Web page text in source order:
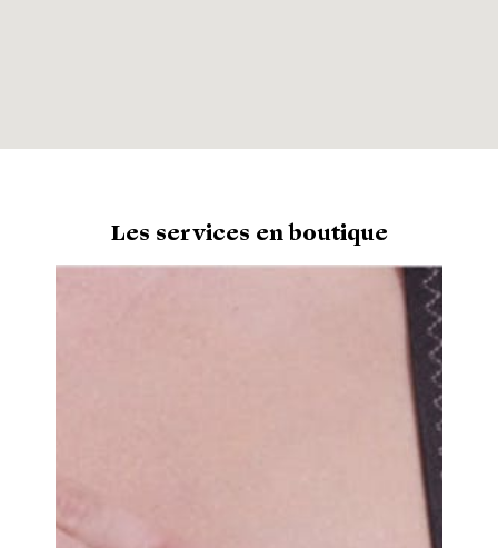
Les services en boutique